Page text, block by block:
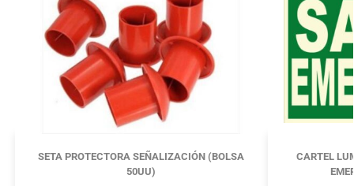
SETA PROTECTORA SEÑALIZACIÓN (BOLSA
50UU)
CARTEL